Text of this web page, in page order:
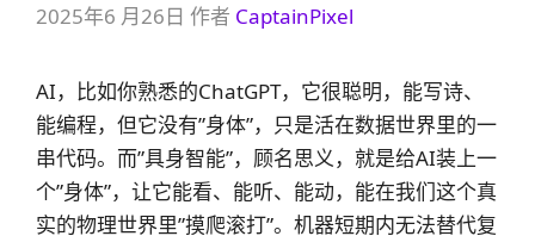
2025年6 月26日 作者 CaptainPixel
AI，比如你熟悉的ChatGPT，它很聪明，能写诗、
能编程，但它没有”身体”，只是活在数据世界里的一
串代码。而”具身智能”，顾名思义，就是给AI装上一
个”身体”，让它能看、能听、能动，能在我们这个真
实的物理世界里”摸爬滚打”。机器短期内无法替代复